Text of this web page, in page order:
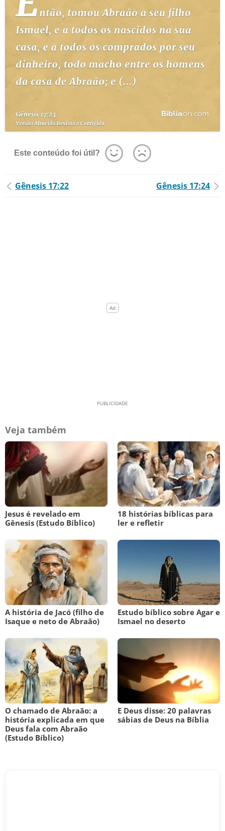
Este conteúdo foi útil?
Gênesis 17:22 Gênesis 17:24
Veja também
Jesus é revelado em
Gênesis (Estudo Bíblico)
18 histórias bíblicas para
ler e refletir
A história de Jacó (filho de
Isaque e neto de Abraão)
Estudo bíblico sobre Agar e
Ismael no deserto
O chamado de Abraão: a
história explicada em que
Deus fala com Abraão
(Estudo Bíblico)
E Deus disse: 20 palavras
sábias de Deus na Bíblia